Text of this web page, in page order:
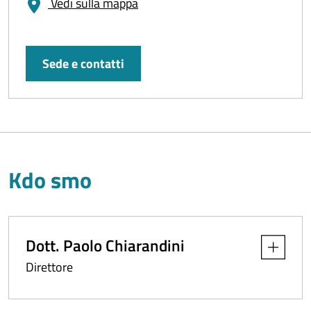
Sede e contatti
Kdo smo
Dott. Paolo Chiarandini
Direttore
Apri